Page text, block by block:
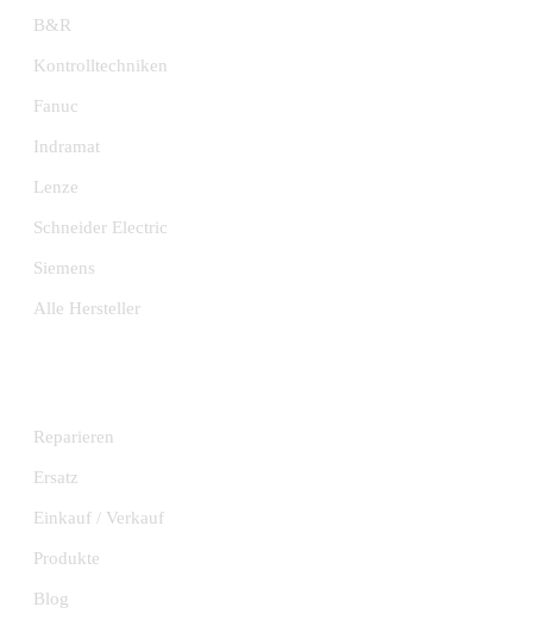
B&R
Kontrolltechniken
Fanuc
Indramat
Lenze
Schneider Electric
Siemens
Alle Hersteller
Reparieren
Ersatz
Einkauf / Verkauf
Produkte
Blog